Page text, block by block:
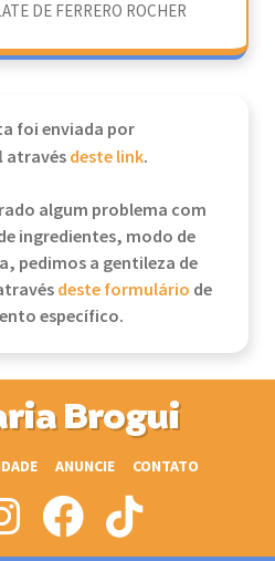
DE FERRERO ROCHER
foi enviada por
atravésdeste link.
algum problema com
ingredientes, modo de
pedimos a gentileza de
deste formulário de
específico.
Brogui
ANUNCIE CONTATO